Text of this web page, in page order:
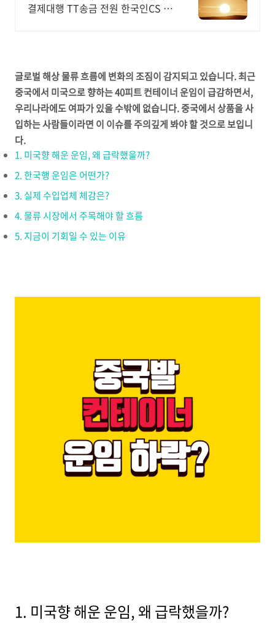
결제대행 TT송금 전원 한국인CS 사
글로벌 해상 물류 흐름에 변화의 조짐이 감지되고 있습니다. 최근
중국에서 미국으로 향하는 40피트 컨테이너 운임이 급감하면서,
우리나라에도 여파가 있을 수밖에 없습니다. 중국에서 상품을 사
입하는 사람들이라면 이 이슈를 주의깊게 봐야 할 것으로 보입니
다.
1. 미국향 해운 운임, 왜 급락했을까?
2. 한국행 운임은 어떤가?
3. 실제 수입업체 체감은?
4. 물류 시장에서 주목해야 할 흐름
5. 지금이 기회일 수 있는 이유
1. 미국향 해운 운임, 왜 급락했을까?